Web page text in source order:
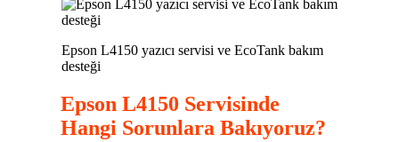
Epson L4150 yazıcı servisi ve EcoTank bakım
desteği
Epson L4150 Servisinde
Hangi Sorunlara Bakıyoruz?